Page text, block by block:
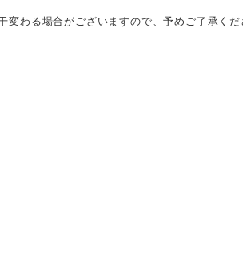
わる場合がございますので、予めご了承くだ